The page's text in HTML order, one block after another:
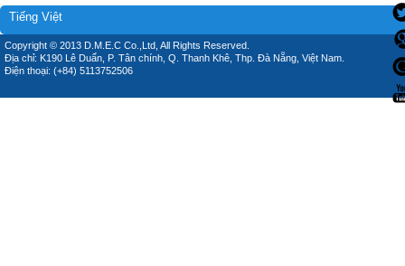
Tiếng Việt
Copyright © 2013 D.M.E.C Co.,Ltd, All Rights Reserved.
Địa chỉ: K190 Lê Duẩn, P. Tân chính, Q. Thanh Khê, Thp. Đà Nẵng, Việt Nam.
Điện thoại: (+84) 5113752506